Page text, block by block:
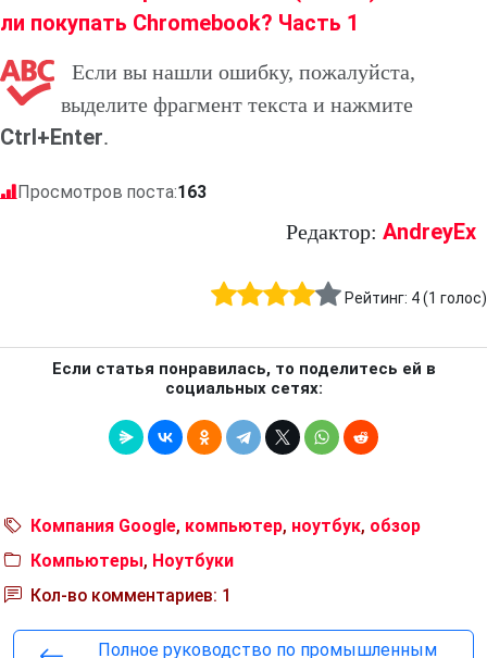
ли покупать Chromebook? Часть 1
Если вы нашли ошибку, пожалуйста,
выделите фрагмент текста и нажмите
Ctrl+Enter.
Просмотров поста:163
Редактор: AndreyEx
Рейтинг: 4(1 голос)
Если статья понравилась, то поделитесь ей в
социальных сетях:
Компания Google, компьютер, ноутбук, обзор
Компьютеры, Ноутбуки
Кол-во комментариев: 1
Полное руководство по промышленным